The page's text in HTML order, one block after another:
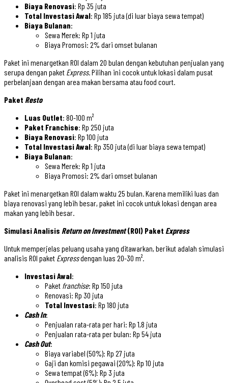
Biaya Renovasi: Rp 35 juta
Total Investasi Awal: Rp 185 juta (di luar biaya sewa tempat)
Biaya Bulanan:
Sewa Merek: Rp 1 juta
Biaya Promosi: 2% dari omset bulanan
Paket ini menargetkan ROI dalam 20 bulan dengan kebutuhan penjualan yang
serupa dengan paket Express. Pilihan ini cocok untuk lokasi dalam pusat
perbelanjaan dengan area makan bersama atau food court.
Paket Resto
Luas Outlet: 80-100 m²
Paket Franchise: Rp 250 juta
Biaya Renovasi: Rp 100 juta
Total Investasi Awal: Rp 350 juta (di luar biaya sewa tempat)
Biaya Bulanan:
Sewa Merek: Rp 1 juta
Biaya Promosi: 2% dari omset bulanan
Paket ini menargetkan ROI dalam waktu 25 bulan. Karena memiliki luas dan
biaya renovasi yang lebih besar, paket ini cocok untuk lokasi dengan area
makan yang lebih besar.
Simulasi Analisis Return on Investment(ROI) Paket Express
Untuk memperjelas peluang usaha yang ditawarkan, berikut adalah simulasi
analisis ROI paket Expressdengan luas 20-30 m².
Investasi Awal:
Paket franchise: Rp 150 juta
Renovasi: Rp 30 juta
Total Investasi: Rp 180 juta
Cash In:
Penjualan rata-rata per hari: Rp 1,8 juta
Penjualan rata-rata per bulan: Rp 54 juta
Cash Out:
Biaya variabel (50%): Rp 27 juta
Gaji dan komisi pegawai (20%): Rp 10 juta
Sewa tempat (6%): Rp 3 juta